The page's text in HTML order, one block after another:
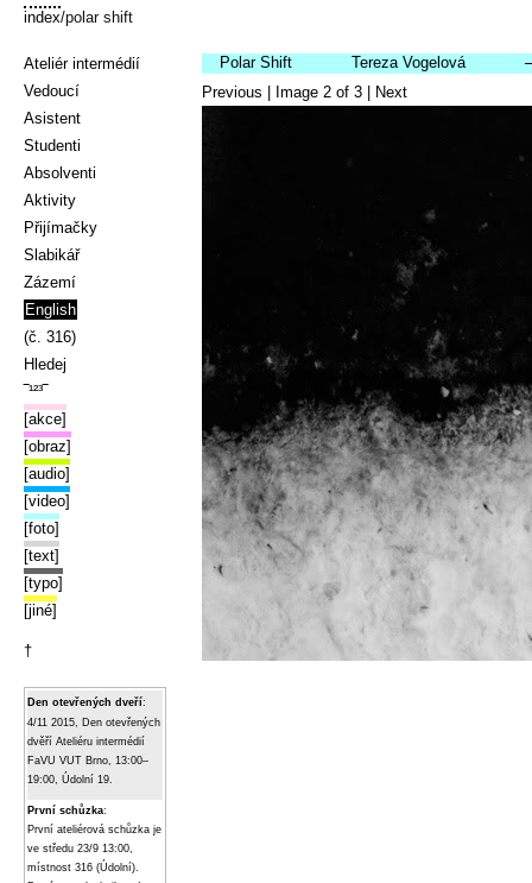
index/polar shift
Ateliér intermédií
Vedoucí
Asistent
Studenti
Absolventi
Aktivity
Přijímačky
Slabikář
Zázemí
English
(č. 316)
Hledej
‾¹²³‾
[akce]
[obraz]
[audio]
[video]
[foto]
[text]
[typo]
[jiné]
†
Den otevřených dveří:
4/11 2015, Den otevřených
dvěří Ateliéru intermédií
FaVU VUT Brno, 13:00–
19:00, Údolní 19.
První schůzka:
První ateliérová schůzka je
ve středu 23/9 13:00,
místnost 316 (Údolní).
Polar Shift
Tereza Vogelová
Previous | Image 2 of 3 Next